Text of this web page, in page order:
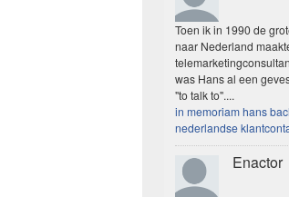
Toen ik in 1990 de
naar Nederland
was Hans al een
"to talk to"....
in memoriam hans
nederlandse
Enactor